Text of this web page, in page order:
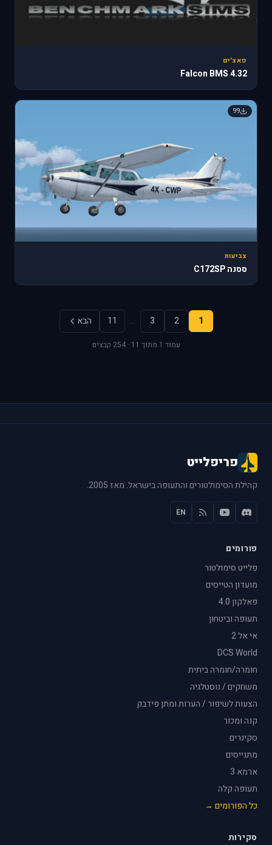
פאצ'ים
Falcon BMS 4.32
99
צביעות
ססנה C172SP
1
2
3
…
11 הבא
עמוד 1 מתוך 11 · 254 קבצים
פריפלייט
קהילת הסימולטורים והתעופה בישראל. מאז 2005.
EN
פורומים
פלייט סימולטור
מועדון הטייסים
פאלקון 4.0
תעופה וביטחון
אי אל 2
DCS World
חומרה/חומרה ביתית
משחקים / נוסטלגיה
הצעות לשיפור / הערות ומתן פידבק
קנה ומכור
סקינרים
מתגייסים
ארמא 3
תעופה קלה
כל הפורומים →
סקירות